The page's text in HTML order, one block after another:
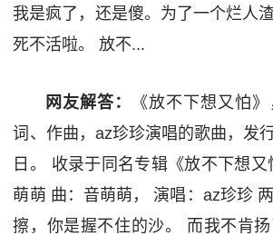
我是疯了，还是傻。为了一个烂人
死不活啦。 放不...
网友解答：
《放不下想又怕
词、作曲，az珍珍演唱的歌曲，发
日。 收录于同名专辑《放不下想
萌萌 曲：音萌萌， 演唱：az珍珍
擦，你是握不住的沙。 而我不肯